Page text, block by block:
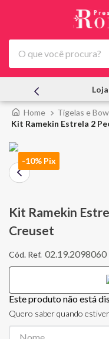
O que você procura?
Tigelas e
Kit Ramekin Estrela 2
-10% Pix
Kit Ramekin
Creuset
02.19.2098060
Este produto não está
Quero saber quando